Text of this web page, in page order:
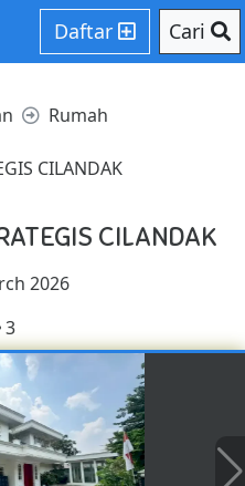
Daftar Cari
Rumah
CILANDAK
CILANDAK
2026
3